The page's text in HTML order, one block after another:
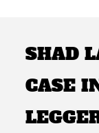
SHAD
CASE